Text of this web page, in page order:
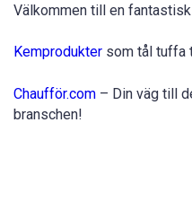
Välkommen till en
Kemprodukter som tål tuffa
Chaufför.com – Din väg till
branschen!